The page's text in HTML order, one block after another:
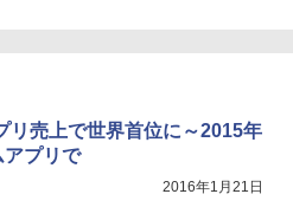
リ売上で世界首位に～2015年
プリで
2016年1月21日